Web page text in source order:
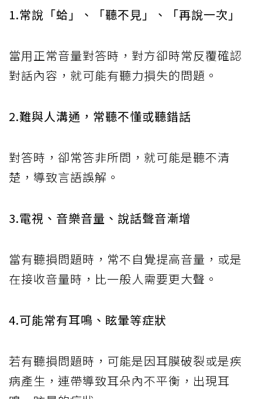
1.常說「蛤」、「聽不見」、「再說一次」
當用正常音量對答時，對方卻時常反覆確認
對話內容，就可能有聽力損失的問題。
2.難與人溝通，常聽不懂或聽錯話
對答時，卻常答非所問，就可能是聽不清
楚，導致言語誤解。
3.電視、音樂音量、說話聲音漸增
當有聽損問題時，常不自覺提高音量，或是
在接收音量時，比一般人需要更大聲。
4.可能常有耳鳴、眩暈等症狀
若有聽損問題時，可能是因耳膜破裂或是疾
病產生，連帶導致耳朵內不平衡，出現耳